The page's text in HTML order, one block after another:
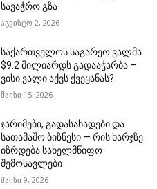
სავაჭრო გზა
აგვისტო 2, 2026
საქართველოს საგარეო ვალმა
$9.2 მილიარდს გადააჭარბა –
ვისი ვალი აქვს ქვეყანას?
მაისი 15, 2026
ჯარიმები, გადასახადები და
სათამაშო ბიზნესი — რის ხარჯზე
იზრდება სახელმწიფო
შემოსავლები
მაისი 9, 2026